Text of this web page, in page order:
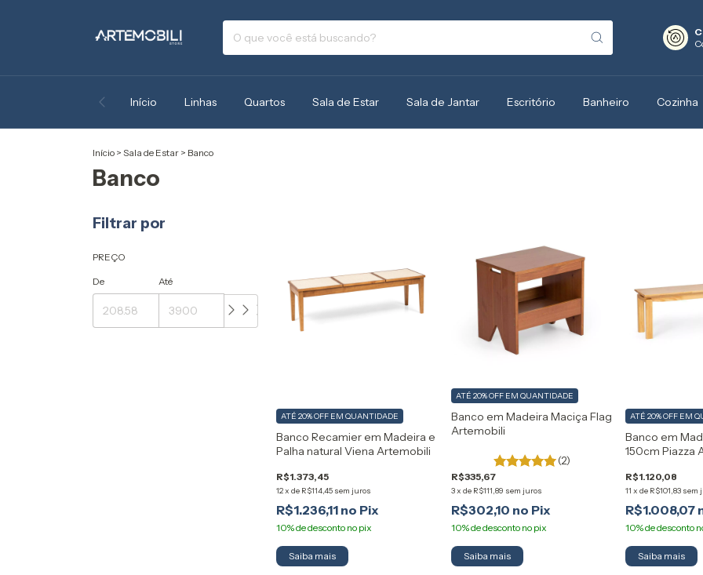
Início Linhas Quartos Sala de Estar Sala de Jantar Escritório Banheiro Cozinha
Início > Sala de Estar > Banco
Banco
Filtrar por
PREÇO
De Até
Banco Recamier em Madeira e
Palha natural Viena Artemobili
R$1.373,45
12xde R$114,45 sem juros
ATÉ 20% OFF EM QUANTIDADE
R$1.236,11
Banco em Madeira Maciça Flag
Artemobili
(2)
R$335,67
3x de R$111,89 sem juros
ATÉ 20% OFF EM QUANTIDADE
R$302,10
Banco em
150cm Piazza
R$1.120,08
11 xde R$101,83 sem
ATÉ 20% OFF EM
R$1.008,07